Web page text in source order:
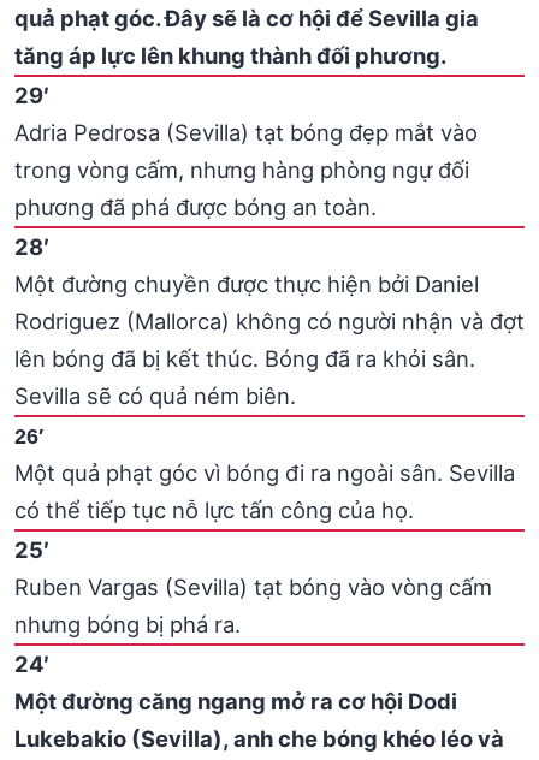
quả phạt góc. Đây sẽ là cơ hội để Sevilla gia
tăng áp lực lên khung thành đối phương.
29′
Adria Pedrosa (Sevilla) tạt bóng đẹp mắt vào
trong vòng cấm, nhưng hàng phòng ngự đối
phương đã phá được bóng an toàn.
28′
Một đường chuyền được thực hiện bởi Daniel
Rodriguez (Mallorca) không có người nhận và đợt
lên bóng đã bị kết thúc. Bóng đã ra khỏi sân.
Sevilla sẽ có quả ném biên.
26′
Một quả phạt góc vì bóng đi ra ngoài sân. Sevilla
có thể tiếp tục nỗ lực tấn công của họ.
25′
Ruben Vargas (Sevilla) tạt bóng vào vòng cấm
nhưng bóng bị phá ra.
24′
Một đường căng ngang mở ra cơ hội Dodi
Lukebakio (Sevilla), anh che bóng khéo léo và